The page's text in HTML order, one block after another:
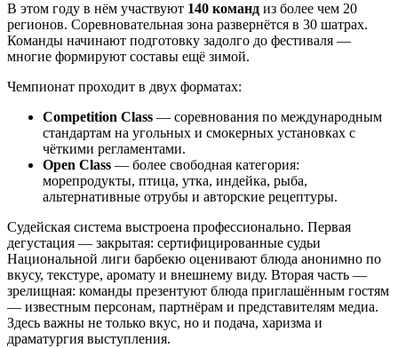
В этом году в нём участвуют 140 команд из более чем 20
регионов. Соревновательная зона развернётся в 30 шатрах.
Команды начинают подготовку задолго до фестиваля —
многие формируют составы ещё зимой.
Чемпионат проходит в двух форматах:
Competition Class — соревнования по международным
стандартам на угольных и смокерных установках с
чёткими регламентами.
Open Class — более свободная категория:
морепродукты, птица, утка, индейка, рыба,
альтернативные отрубы и авторские рецептуры.
Судейская система выстроена профессионально. Первая
дегустация — закрытая: сертифицированные судьи
Национальной лиги барбекю оценивают блюда анонимно по
вкусу, текстуре, аромату и внешнему виду. Вторая часть —
зрелищная: команды презентуют блюда приглашённым гостям
— известным персонам, партнёрам и представителям медиа.
Здесь важны не только вкус, но и подача, харизма и
драматургия выступления.